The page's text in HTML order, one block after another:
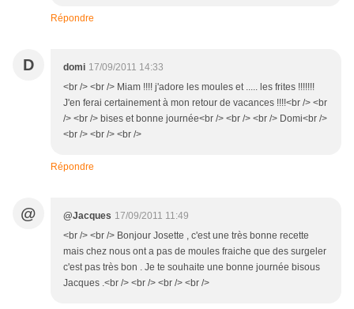
Répondre
D domi 17/09/2011 14:33
<br /> <br /> Miam !!!! j'adore les moules et ..... les frites !!!!!!!
J'en ferai certainement à mon retour de vacances !!!!<br /> <br
/> <br /> bises et bonne journée<br /> <br /> <br /> Domi<br />
<br /> <br /> <br />
Répondre
@ @Jacques 17/09/2011 11:49
<br /> <br /> Bonjour Josette , c'est une très bonne recette
mais chez nous ont a pas de moules fraiche que des surgeler
c'est pas très bon . Je te souhaite une bonne journée bisous
Jacques .<br /> <br /> <br /> <br />